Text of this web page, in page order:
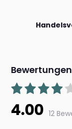
4.00 12